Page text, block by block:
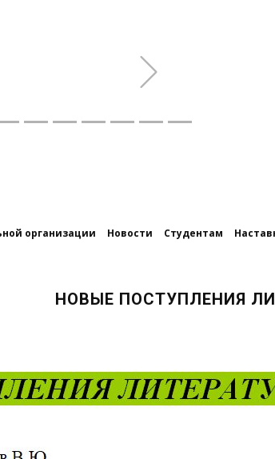
организации Новости Студентам
НОВЫЕ ПОСТУПЛЕНИЯ